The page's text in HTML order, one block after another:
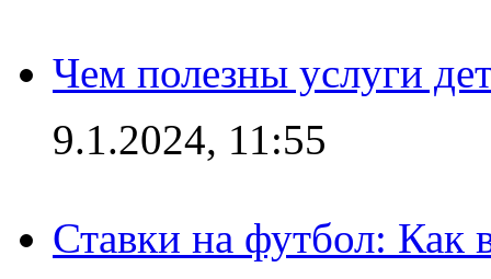
Чем полезны услуги
9.1.2024, 11:55
Ставки на футбол: Как